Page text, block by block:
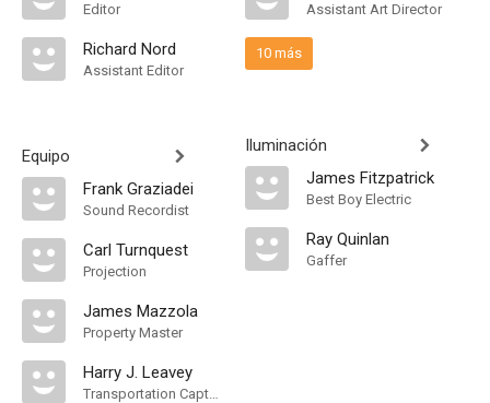
Editor
Richard Nord
Assistant Editor
Equipo
Frank Graziadei
Sound Recordist
Carl Turnquest
Projection
James Mazzola
Property Master
Harry J. Leavey
Transportation Captain
Assistant Art Director
10 más
Iluminación
James Fitzpatrick
Best Boy Electric
Ray Quinlan
Gaffer